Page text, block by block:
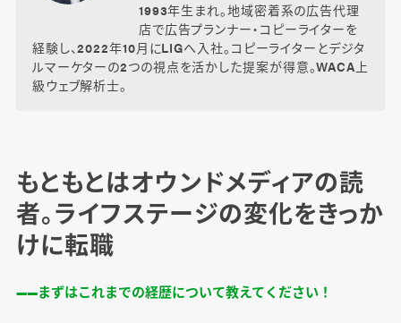
1993年生まれ。地域密着系の広告代理
店で広告プランナー・コピーライターを
経験し、2022年10月にLIGへ入社。コピーライターとデジタ
ルマーケターの2つの視点を活かした提案が得意。WACA上
級ウェブ解析士。
もともとはオウンドメディアの読
者。ライフステージの変化をきっか
けに転職
――まずはこれまでの経歴について教えてください！